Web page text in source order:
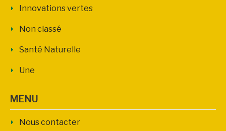
Innovations vertes
Non classé
Santé Naturelle
Une
MENU
Nous contacter